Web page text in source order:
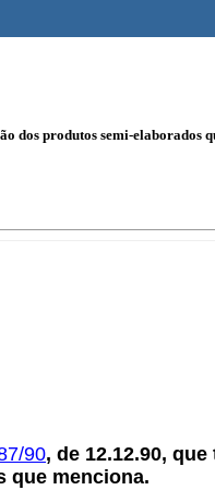
dos produtos semi-elaborados
90, de 12.12.90, que
que menciona.